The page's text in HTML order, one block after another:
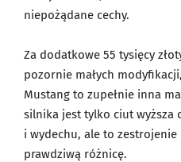
niepożądane cechy.
Za dodatkowe 55 tysięcy
pozornie małych
Mustang to zupełnie inna
silnika jest tylko ciut
i wydechu, ale to
prawdziwą różnicę.